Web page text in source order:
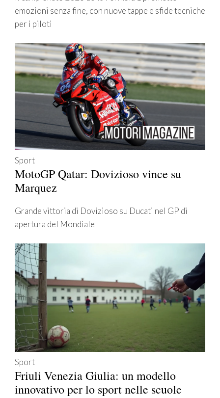
emozioni senza fine, con nuove tappe e sfide tecniche
per i piloti
Sport
MotoGP Qatar: Dovizioso vince su
Marquez
Grande vittoria di Dovizioso su Ducati nel GP di
apertura del Mondiale
Sport
Friuli Venezia Giulia: un modello
innovativo per lo sport nelle scuole